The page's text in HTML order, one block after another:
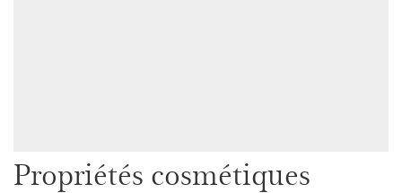
Propriétés cosmétiques